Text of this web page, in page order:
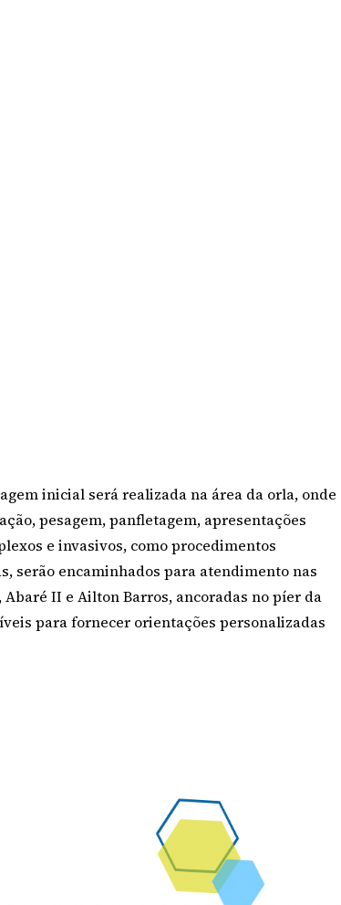
inicial será realizada na área da orla, onde
pesagem, panfletagem, apresentações
e invasivos, como procedimentos
serão encaminhados para atendimento nas
II e Ailton Barros, ancoradas no píer da
para fornecer orientações personalizadas